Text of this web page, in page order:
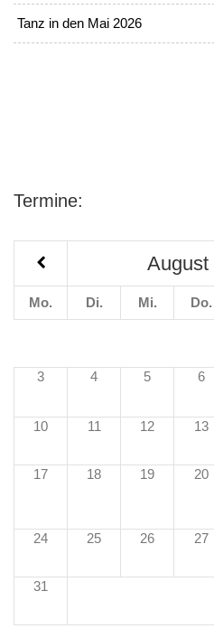
Tanz in den Mai 2026
Termine:
August
Mo. Di. Mi. Do.
3 4 5 6
10 11 12 13
17 18 19 20
24 25 26 27
31